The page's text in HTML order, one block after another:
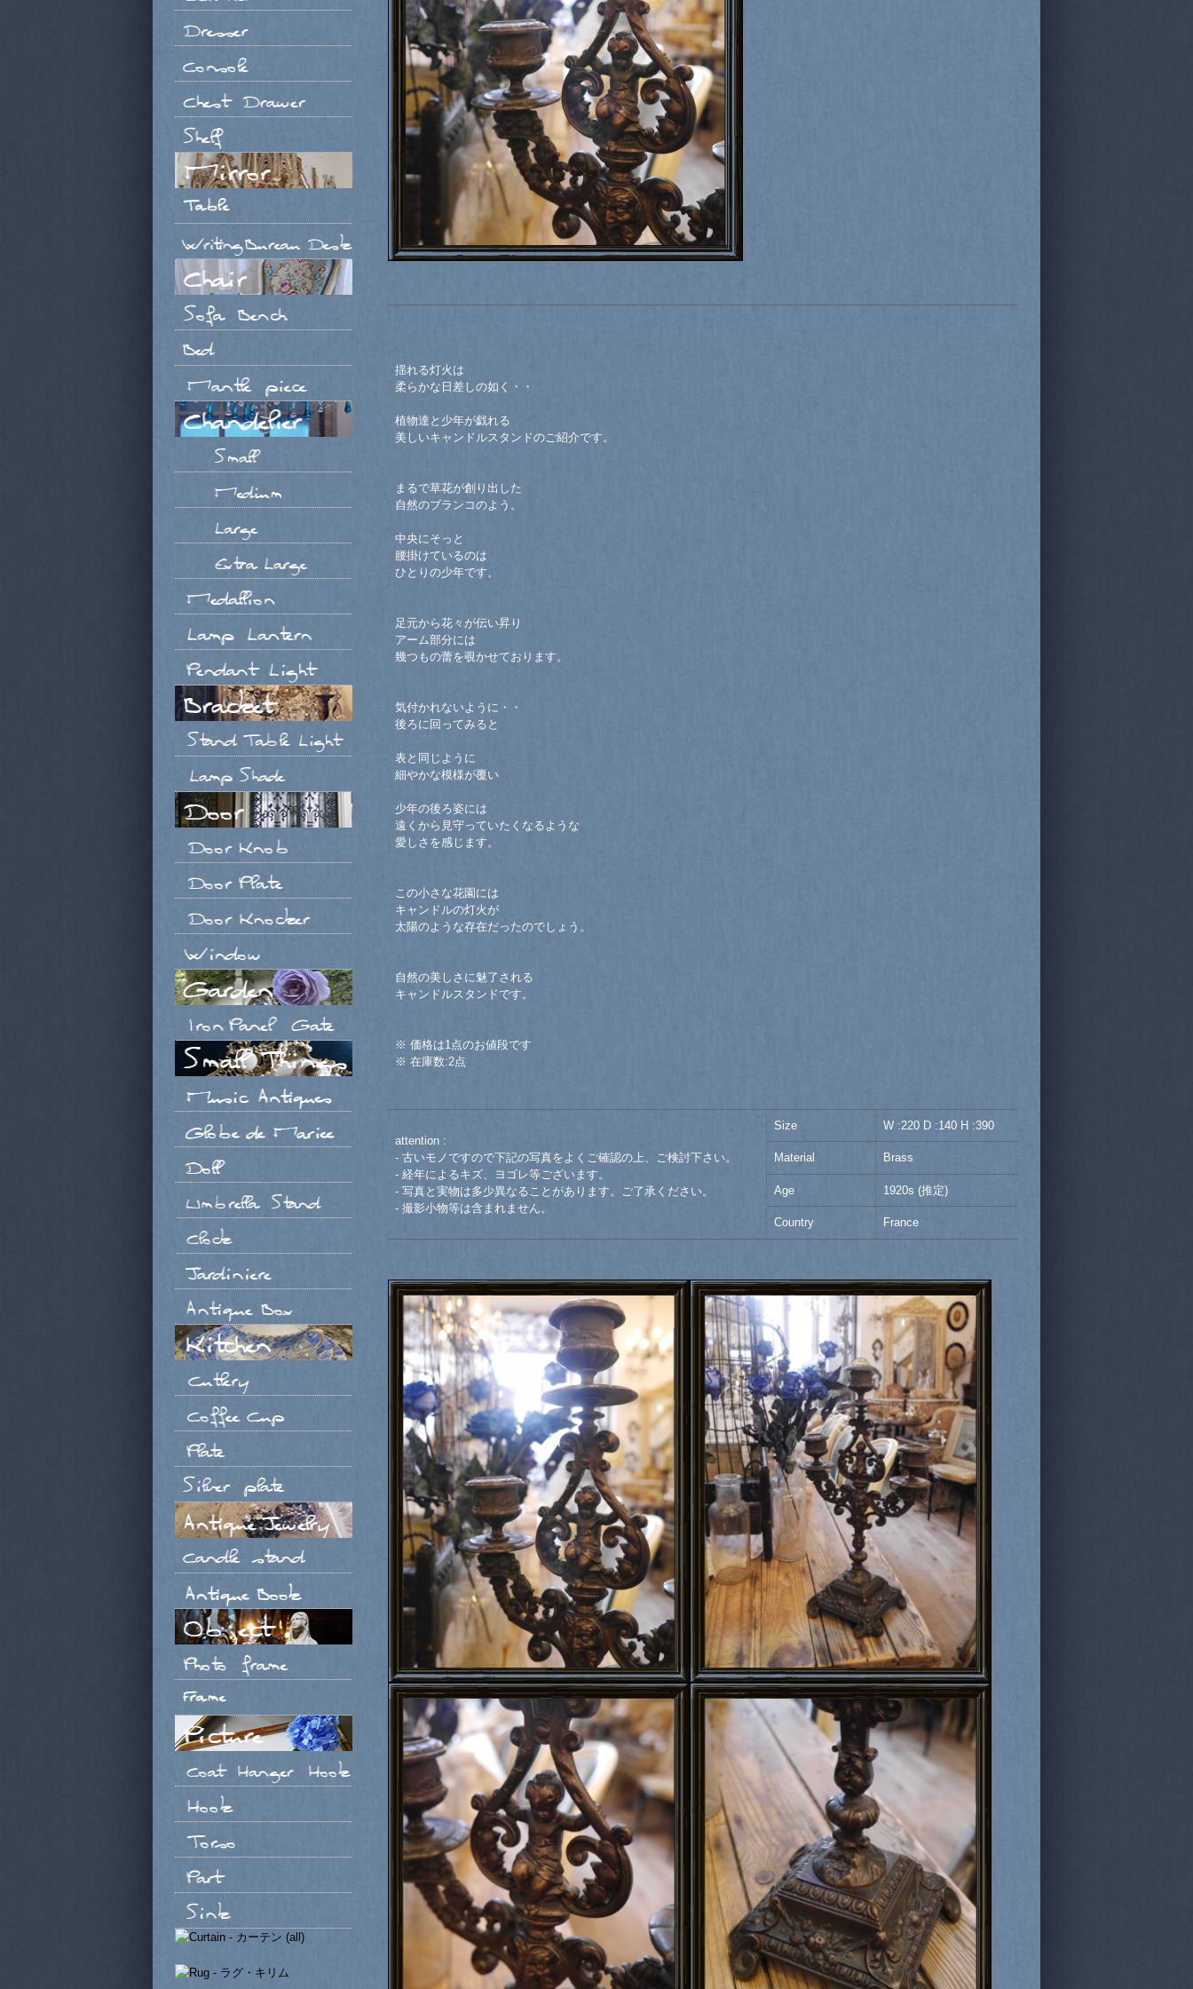
揺れる灯火は
柔らかな日差しの如く・・
植物達と少年が戯れる
美しいキャンドルスタンドのご紹介です。
まるで草花が創り出した
自然のブランコのよう。
中央にそっと
腰掛けているのは
ひとりの少年です。
足元から花々が伝い昇り
アーム部分には
幾つもの蕾を覗かせております。
気付かれないように・・
後ろに回ってみると
表と同じように
細やかな模様が覆い
少年の後ろ姿には
遠くから見守っていたくなるような
愛しさを感じます。
この小さな花園には
キャンドルの灯火が
太陽のような存在だったのでしょう。
自然の美しさに魅了される
キャンドルスタンドです。
※ 価格は1点のお値段です
※ 在庫数:2点
attention :
- 古いモノですので下記の写真をよくご確認の上、ご検討下さい。
- 経年によるキズ、ヨゴレ等ございます。
- 写真と実物は多少異なることがあります。ご了承ください。
- 撮影小物等は含まれません。
Size W :220 D :140 H :390
Material Brass
Age 1920s (推定)
Country France